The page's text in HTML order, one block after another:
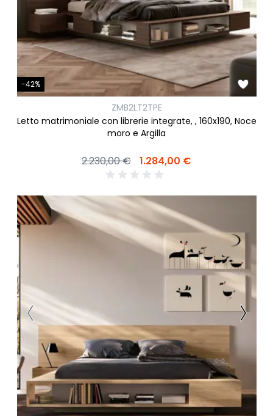
-42%
ZMB2LT2TPE
Letto matrimoniale con librerie integrate, , 160x190, Noce
moro e Argilla
2.230,00 € 1.284,00 €